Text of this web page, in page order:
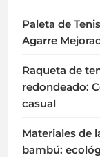
Paleta de
Agarre
Raqueta de
redondeado:
casual
Materiales de
bambú: